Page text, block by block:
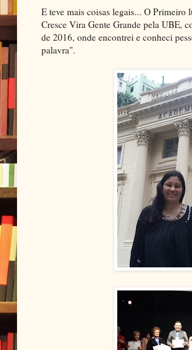
E teve mais coisas legais... O
Cresce Vira Gente Grande pela UBE,
de 2016, onde encontrei e conheci
palavra".